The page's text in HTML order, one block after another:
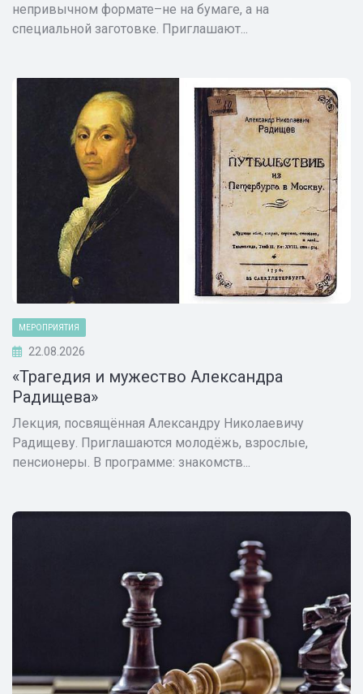
непривычном формате–не на бумаге, а на
специальной заготовке. Приглашают...
МЕРОПРИЯТИЯ
22.08.2026
«Трагедия и мужество Александра
Радищева»
Лекция, посвящённая Александру Николаевичу
Радищеву. Приглашаются молодёжь, взрослые,
пенсионеры. В программе: знакомств...